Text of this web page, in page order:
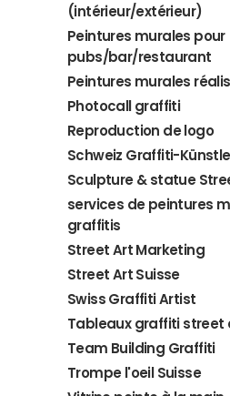
(intérieur/extérieur)
Peintures murales pour
pubs/bar/restaurant
Peintures murales
Photocall graffiti
Reproduction de logo
Schweiz Graffiti-
Sculpture & statue
services de peintures
graffitis
Street Art Marketing
Street Art Suisse
Swiss Graffiti Artist
Tableaux graffiti street
Team Building Graffiti
Trompe l'oeil Suisse